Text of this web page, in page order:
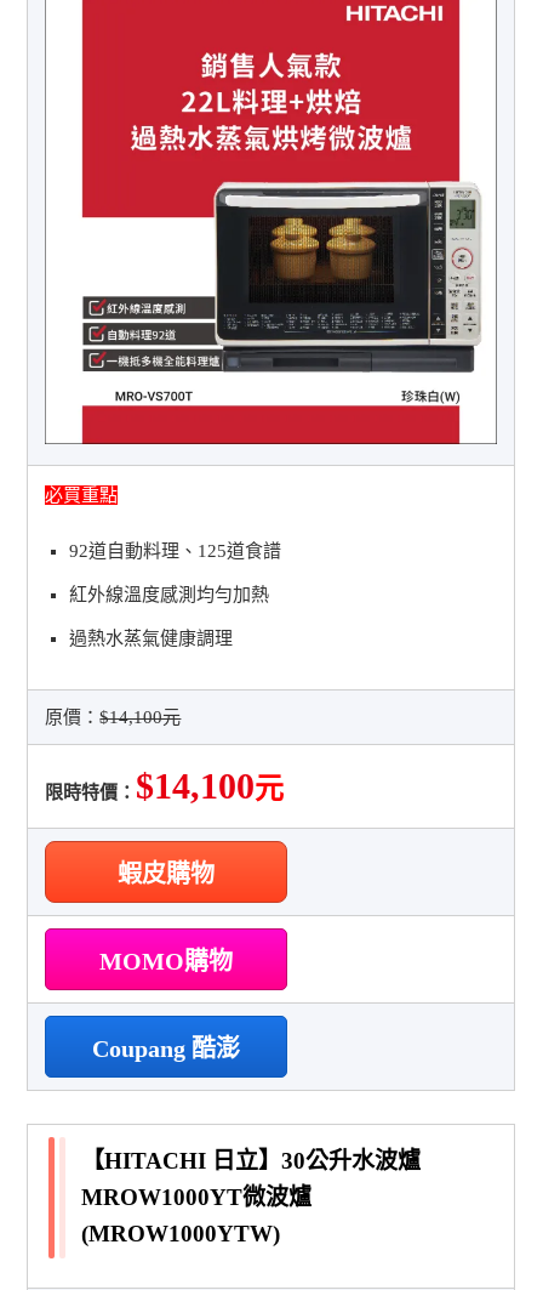
必買重點
92道自動料理、125道食譜
紅外線溫度感測均勻加熱
過熱水蒸氣健康調理
原價：$14,100元
限時特價： $14,100元
蝦皮購物
MOMO購物
Coupang 酷澎
【HITACHI 日立】30公升水波爐
MROW1000YT微波爐
(MROW1000YTW)